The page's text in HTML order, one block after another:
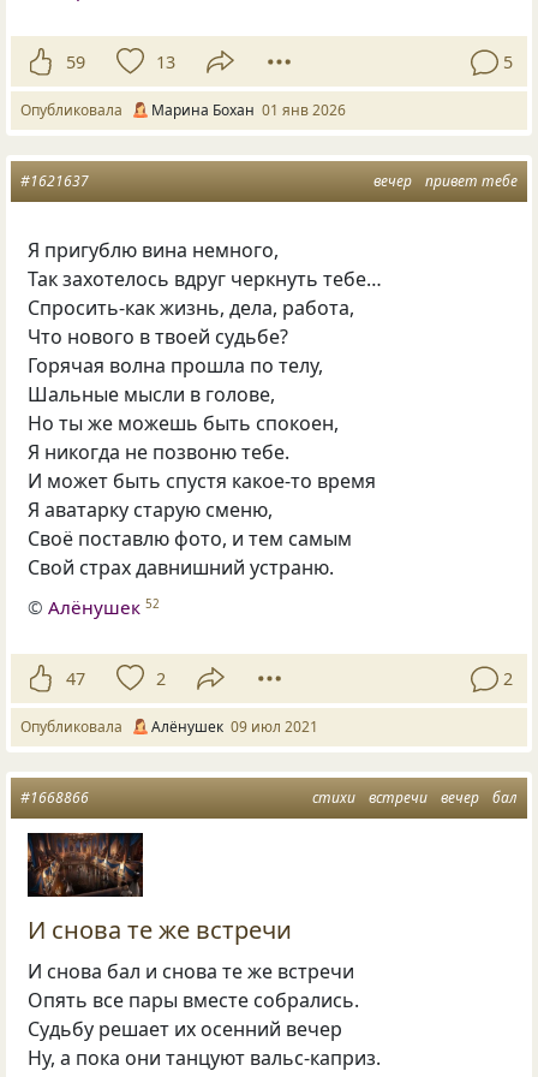
59 13 5
Опубликовала Марина Бохан 01 янв 2026
вечер привет тебе
#1621637
Я пригублю вина немного,
Так захотелось вдруг черкнуть тебе…
Спросить-как жизнь, дела, работа,
Что нового в твоей судьбе?
Горячая волна прошла по телу,
Шальные мысли в голове,
Но ты же можешь быть спокоен,
Я никогда не позвоню тебе.
И может быть спустя какое-то время
Я аватарку старую сменю,
Своё поставлю фото, и тем самым
Свой страх давнишний устраню.
©Алёнушек 52
47 2 2
Опубликовала Алёнушек 09 июл 2021
стихи встречи вечер бал
#1668866
И снова те же встречи
И снова бал и снова те же встречи
Опять все пары вместе собрались.
Судьбу решает их осенний вечер
Ну, а пока они танцуют вальс-каприз.